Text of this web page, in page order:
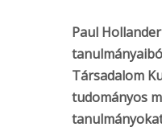
Paul
Társadalom
tudományos